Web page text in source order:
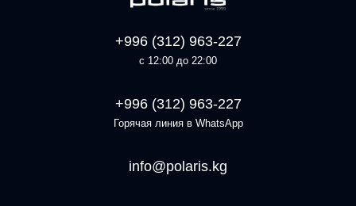
+996 (312) 963-227
с 12:00 до 22:00
+996 (312) 963-227
Горячая линия в WhatsApp
info@polaris.kg